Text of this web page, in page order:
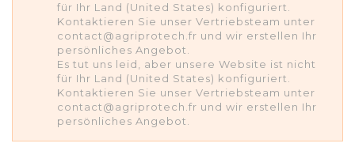
für Ihr Land (United States) konfiguriert.
Kontaktieren Sie unser Vertriebsteam unter
contact@agriprotech.fr und wir erstellen Ihr
persönliches Angebot.
Es tut uns leid, aber unsere Website ist nicht
für Ihr Land (United States) konfiguriert.
Kontaktieren Sie unser Vertriebsteam unter
contact@agriprotech.fr und wir erstellen Ihr
persönliches Angebot.